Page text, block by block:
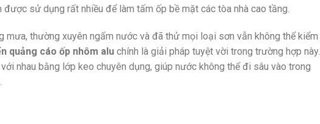
sử dụng rất nhiều để làm tấm ốp bề mặt các tòa nhà cao tầng.
mưa, thường xuyên ngấm nước và đã thử mọi loại sơn vẫn không thể kiểm
quảng cáo ốp nhôm alu chính là giải pháp tuyệt vời trong trường hợp này.
nhau bằng lớp keo chuyên dụng, giúp nước không thể đi sâu vào trong